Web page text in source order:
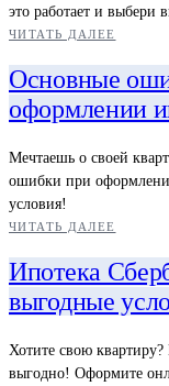
это работает и выбери
ЧИТАТЬ ДАЛЕЕ
Основные
оформлении
Мечтаешь о своей
ошибки при
условия!
ЧИТАТЬ ДАЛЕЕ
Ипотека
выгодные
Хотите свою
выгодно! Оформите